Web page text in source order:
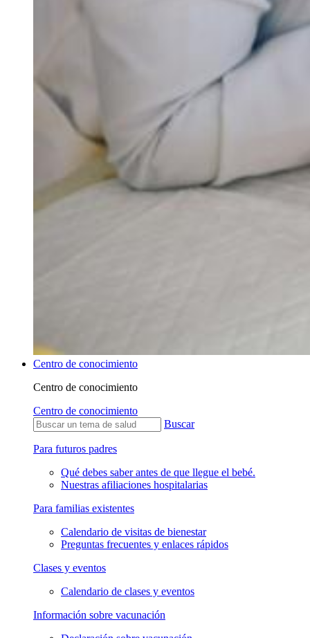
Centro de conocimiento
Centro de conocimiento
Centro de conocimiento
Buscar
Para futuros padres
Qué debes saber antes de que llegue el bebé.
Nuestras afiliaciones hospitalarias
Para familias existentes
Calendario de visitas de bienestar
Preguntas frecuentes y enlaces rápidos
Clases y eventos
Calendario de clases y eventos
Información sobre vacunación